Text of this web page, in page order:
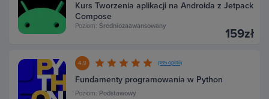
Kurs Tworzenia aplikacji na Androida z Jetpack
Compose
Poziom: Średniozaawansowany
159zł
4.9 (185 opinii)
Fundamenty programowania w Python
Poziom: Podstawowy